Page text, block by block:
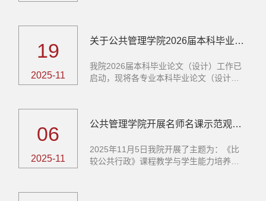
19
2025-11
关于公共管理学院2026届本科毕业论文（设计）工作的通知
​我院2026届本科毕业论文（设计）工作已
启动，现将各专业本科毕业论文（设计）
06
2025-11
公共管理学院开展名师名课示范观摩活动
2025年11月5日我院开展了主题为：《比
较公共行政》课程教学与学生能力培养​的